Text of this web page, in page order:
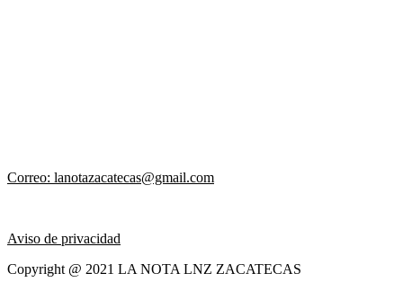
Correo: lanotazacatecas@gmail.com
Aviso de privacidad
Copyright @ 2021 LA NOTA LNZ ZACATECAS